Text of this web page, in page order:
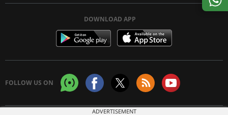
DOWNLOAD APP
FOLLOW US ON
ADVERTISEMENT